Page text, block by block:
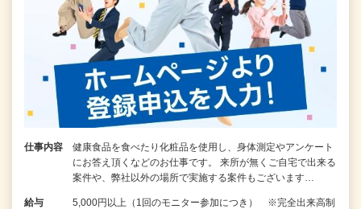
仕事内容
健康食品を食べたり化粧品を使用し、身体測定やアンケート
にお答え頂くなどのお仕事です。 来所が無くご自宅で出来る
案件や、弊社以外の場所で実施する案件もございます…
給与 5,000円以上（1回のモニター参加につき） ※完全出来高制